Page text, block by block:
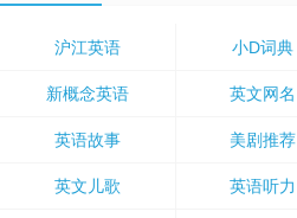
沪江英语 小D词典
新概念英语 英文网名
英语故事 美剧推荐
英文儿歌 英语听力